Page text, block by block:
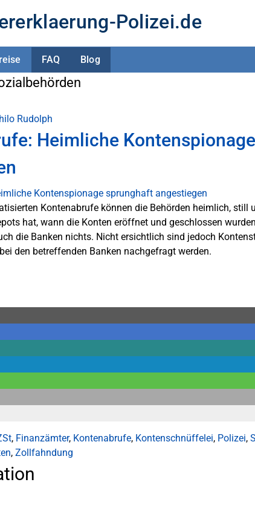
Polizei.de
FAQ Blog
Rudolph
Heimliche
Kontenabrufe können die Behörden heimlich, still
hat, wann die Konten eröffnet und geschlossen
die Banken nichts. Nicht ersichtlich sind jedoch
den betreffenden Banken nachgefragt werden.
, Finanzämter, Kontenabrufe, Kontenschnüffelei, Polizei,
, Zollfahndung